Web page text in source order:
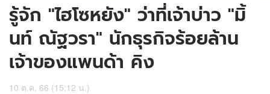
รู้จัก "ไฮโซหยัง" ว่าที่เจ้าบ่าว "มิ้
นท์ ณัฐวรา" นักธุรกิจร้อยล้าน
เจ้าของแพนด้า คิง
10 ต.ค. 66 (15:12 น.)